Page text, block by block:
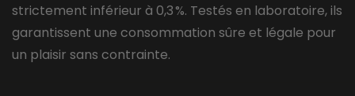
strictement inférieur à 0,3 %. Testés en laboratoire, ils
garantissent une consommation sûre et légale pour
un plaisir sans contrainte.